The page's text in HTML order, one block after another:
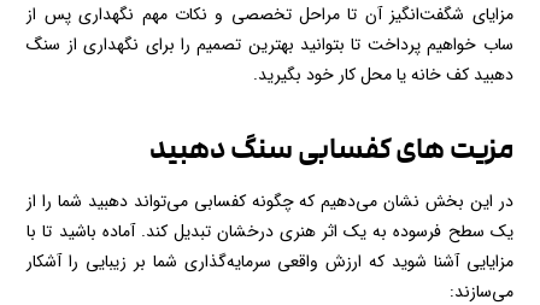
مزایای شگفت‌انگیز آن تا مراحل تخصصی و نکات مهم نگهداری پس از
ساب خواهیم پرداخت تا بتوانید بهترین تصمیم را برای نگهداری از سنگ
دهبید کف خانه یا محل کار خود بگیرید.
مزیت های کفسابی سنگ دهبید
در این بخش نشان می‌دهیم که چگونه کفسابی می‌تواند دهبید شما را از
یک سطح فرسوده به یک اثر هنری درخشان تبدیل کند. آماده باشید تا با
مزایایی آشنا شوید که ارزش واقعی سرمایه‌گذاری شما بر زیبایی را آشکار
می‌سازند: